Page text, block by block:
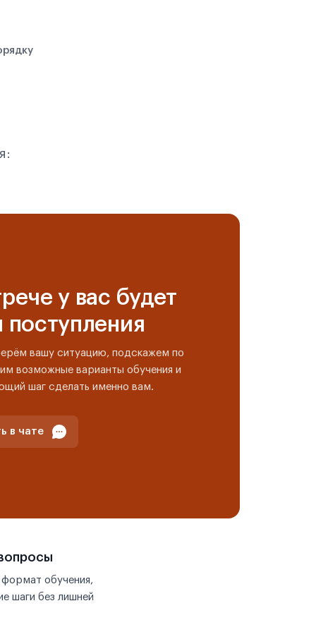
у вас будет
поступления
вашу ситуацию, подскажем по
возможные варианты обучения и
шаг сделать именно вам.
в чате
обучения,
шаги без лишней